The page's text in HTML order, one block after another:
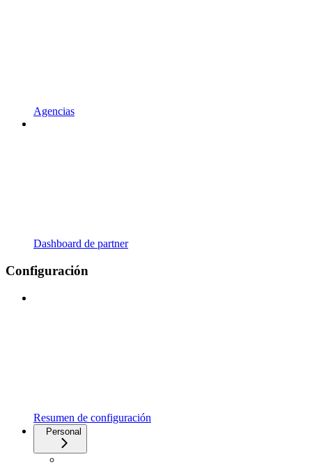
Agencias
Dashboard de partner
Configuración
Resumen de configuración
Personal